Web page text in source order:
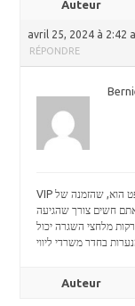
Auteur
avril 25, 2024 à 2:42
RÉPONDRE
VIP ולא להתחרט שירות באזור המרכז מה שיפה בכל הקונספט הוא, שהזמנה של
חשים צורך שהגיעה
מלחצי השגרה יכול
בחדר משרדי ליווי
Auteur